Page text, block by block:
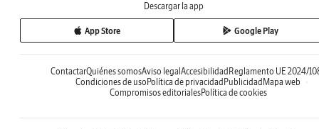
Descargar la app
App Store Google Play
ContactarQuiénes somosAviso legal Accesibilidad Reglamento UE 2024/
Condiciones de uso Política de privacidad Publicidad Mapa web
Compromisos editorialesPolítica de cookies